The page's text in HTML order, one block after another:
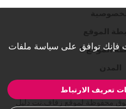
الموقع 2
فإنك توافق على سياسة ملفات
تعريف الارتباط